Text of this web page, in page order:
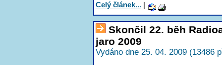
Celý článek... |
Skončil 22. běh
jaro 2009
Vydáno dne 25. 04. 2009 (13486